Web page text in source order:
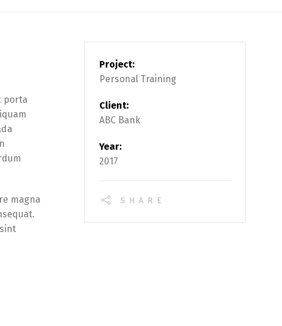
porta
magna
Project:
Personal Training
Client:
ABC Bank
Year:
2017
SHARE